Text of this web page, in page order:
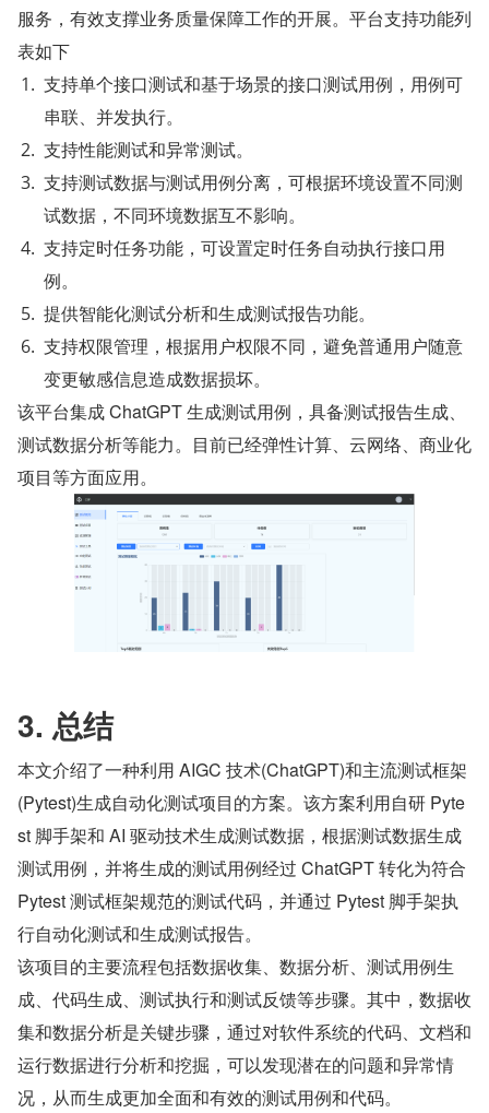
服务，有效支撑业务质量保障工作的开展。平台支持功能列
表如下
支持单个接口测试和基于场景的接口测试用例，用例可
串联、并发执行。
支持性能测试和异常测试。
支持测试数据与测试用例分离，可根据环境设置不同测
试数据，不同环境数据互不影响。
支持定时任务功能，可设置定时任务自动执行接口用
例。
提供智能化测试分析和生成测试报告功能。
支持权限管理，根据用户权限不同，避免普通用户随意
变更敏感信息造成数据损坏。
该平台集成 ChatGPT 生成测试用例，具备测试报告生成、
测试数据分析等能力。目前已经弹性计算、云网络、商业化
项目等方面应用。
3. 总结
本文介绍了一种利用 AIGC 技术(ChatGPT)和主流测试框架
(Pytest)生成自动化测试项目的方案。该方案利用自研 Pyte
st 脚手架和 AI 驱动技术生成测试数据，根据测试数据生成
测试用例，并将生成的测试用例经过 ChatGPT 转化为符合
Pytest 测试框架规范的测试代码，并通过 Pytest 脚手架执
行自动化测试和生成测试报告。
该项目的主要流程包括数据收集、数据分析、测试用例生
成、代码生成、测试执行和测试反馈等步骤。其中，数据收
集和数据分析是关键步骤，通过对软件系统的代码、文档和
运行数据进行分析和挖掘，可以发现潜在的问题和异常情
况，从而生成更加全面和有效的测试用例和代码。